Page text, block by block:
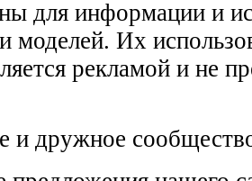
для информации и
моделей. Их
рекламой и не
и дружное